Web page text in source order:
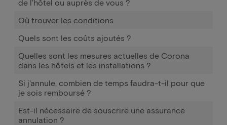
de l'hôtel ou auprès de vous ?
Où trouver les conditions
Quels sont les coûts ajoutés ?
Quelles sont les mesures actuelles de Corona
dans les hôtels et les installations ?
Si j'annule, combien de temps faudra-t-il pour que
je sois remboursé ?
Est-il nécessaire de souscrire une assurance
annulation ?